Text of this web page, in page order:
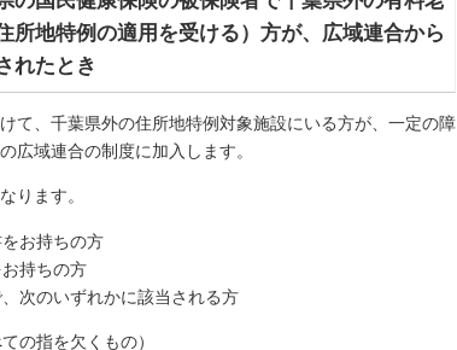
所地特例の適用を受ける）方が、広域連合から
れたとき
て、千葉県外の住所地特例対象施設にいる方が、一定の障
広域連合の制度に加入します。
ります。
お持ちの方
持ちの方
次のいずれかに該当される方
の指を欠くもの）